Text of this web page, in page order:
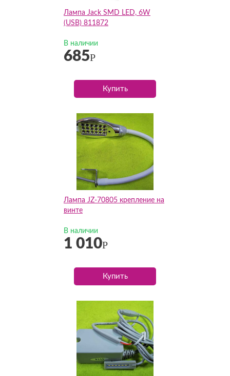
Лампа Jack SMD LED, 6W
(USB) 811872
В наличии
685Р
Купить
Лампа JZ-70805 крепление на
винте
В наличии
1 010Р
Купить